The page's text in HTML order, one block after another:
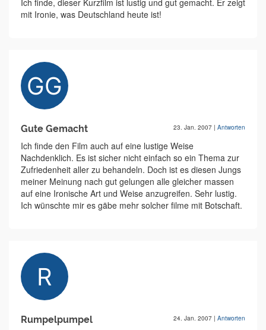
Ich finde, dieser Kurzfilm ist lustig und gut gemacht. Er zeigt
mit Ironie, was Deutschland heute ist!
Gute Gemacht 23. Jan. 2007 | Antworten
Ich finde den Film auch auf eine lustige Weise
Nachdenklich. Es ist sicher nicht einfach so ein Thema zur
Zufriedenheit aller zu behandeln. Doch ist es diesen Jungs
meiner Meinung nach gut gelungen alle gleicher massen
auf eine Ironische Art und Weise anzugreifen. Sehr lustig.
Ich wünschte mir es gäbe mehr solcher filme mit Botschaft.
Rumpelpumpel 24. Jan. 2007 | Antworten